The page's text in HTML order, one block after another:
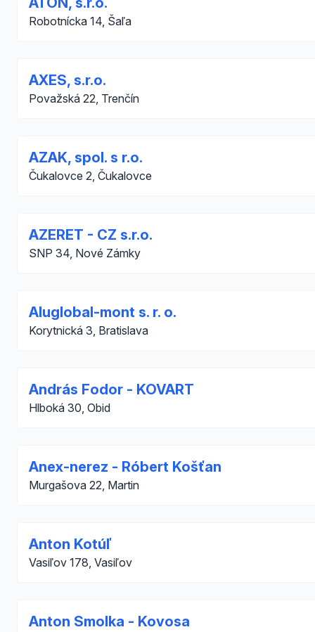
Robotnícka 14, Šaľa
AXES, s.r.o.
Považská 22, Trenčín
AZAK, spol. s r.o.
Čukalovce 2, Čukalovce
AZERET - CZ s.r.o.
SNP 34, Nové Zámky
Aluglobal-mont s. r. o.
Korytnická 3, Bratislava
András Fodor - KOVART
Hlboká 30, Obid
Anex-nerez - Róbert Košťan
Murgašova 22, Martin
Anton Kotúľ
Vasiľov 178, Vasiľov
Anton Smolka - Kovosa